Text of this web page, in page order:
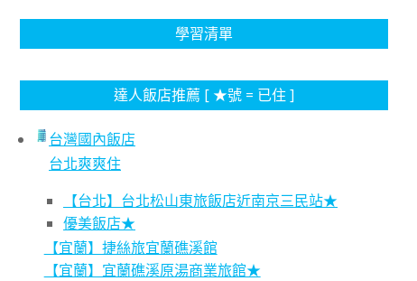
學習清單
達人飯店推薦 [ ★號 = 已住 ]
台灣國內飯店
台北爽爽住
【台北】台北松山東旅飯店近南京三民站★
優美飯店★
【宜蘭】捷絲旅宜蘭礁溪館
【宜蘭】宜蘭礁溪原湯商業旅館★